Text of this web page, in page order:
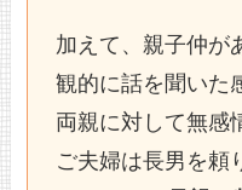
加えて、親子仲
観的に話を聞いた
両親に対して無感
ご夫婦は長男を頼